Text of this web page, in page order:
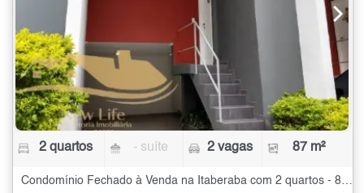
2 quartos - suíte 2 vagas 87 m²
Condomínio Fechado à Venda na Itaberaba com 2 quartos - 87 m²